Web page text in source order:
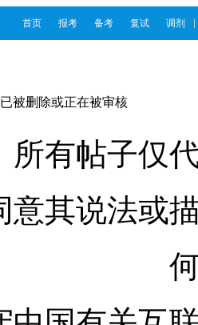
首页 报考 备考 复试 调剂
被删除或正在被审核
所有帖子仅
意其说法或